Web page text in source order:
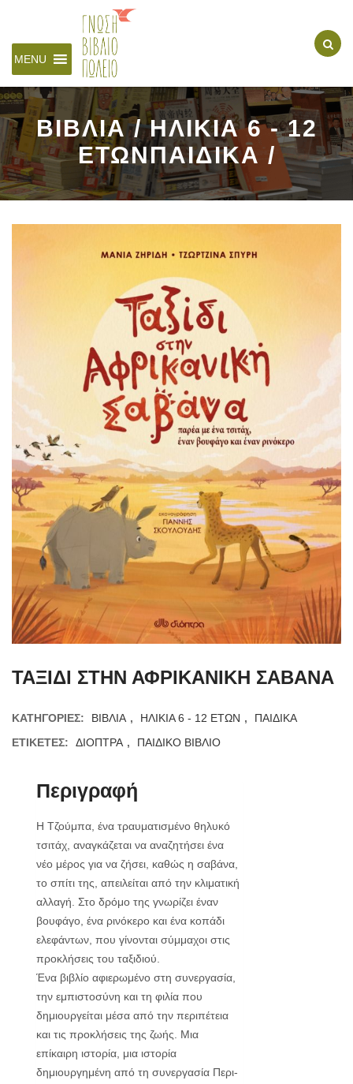
MENU
ΒΙΒΛΙΑ / ΗΛΙΚΙΑ 6 - 12
ΕΤΩΝΠΑΙΔΙΚΑ /
ΤΑΞΙΔΙ ΣΤΗΝ ΑΦΡΙΚΑΝΙΚΗ ΣΑΒΑΝΑ
ΚΑΤΗΓΟΡΊΕΣ: ΒΙΒΛΙΑ , ΗΛΙΚΙΑ 6 - 12 ΕΤΩΝ ,
ΠΑΙΔΙΚΑ
ΕΤΙΚΈΤΕΣ:
ΔΙΟΠΤΡΑ , ΠΑΙΔΙΚΟ ΒΙΒΛΙΟ
Περιγραφή
Η Τζούμπα, ένα τραυματισμένο θηλυκό
τσιτάχ, αναγκάζεται να αναζητήσει ένα
νέο μέρος για να ζήσει, καθώς η σαβάνα,
το σπίτι της, απειλείται από την κλιματική
αλλαγή. Στο δρόμο της γνωρίζει έναν
βουφάγο, ένα ρινόκερο και ένα κοπάδι
ελεφάντων, που γίνονται σύμμαχοι στις
προκλήσεις του ταξιδιού.
Ένα βιβλίο αφιερωμένο στη συνεργασία,
την εμπιστοσύνη και τη φιλία που
δημιουργείται μέσα από την περιπέτεια
και τις προκλήσεις της ζωής. Μια
επίκαιρη ιστορία, μια ιστορία
δημιουργημένη από τη συνεργασία Περι­